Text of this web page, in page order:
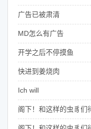
广告已被肃清
MD怎么有广告
开学之后不停摸鱼
快进到姜烧肉
Ich will
阁下！和这样的虫豸们